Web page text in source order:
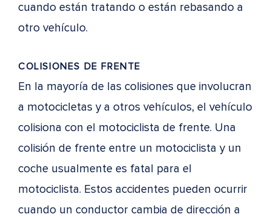
cuando están tratando o están rebasando a
otro vehículo.
COLISIONES DE FRENTE
En la mayoría de las colisiones que involucran
a motocicletas y a otros vehículos, el vehículo
colisiona con el motociclista de frente. Una
colisión de frente entre un motociclista y un
coche usualmente es fatal para el
motociclista. Estos accidentes pueden ocurrir
cuando un conductor cambia de dirección a